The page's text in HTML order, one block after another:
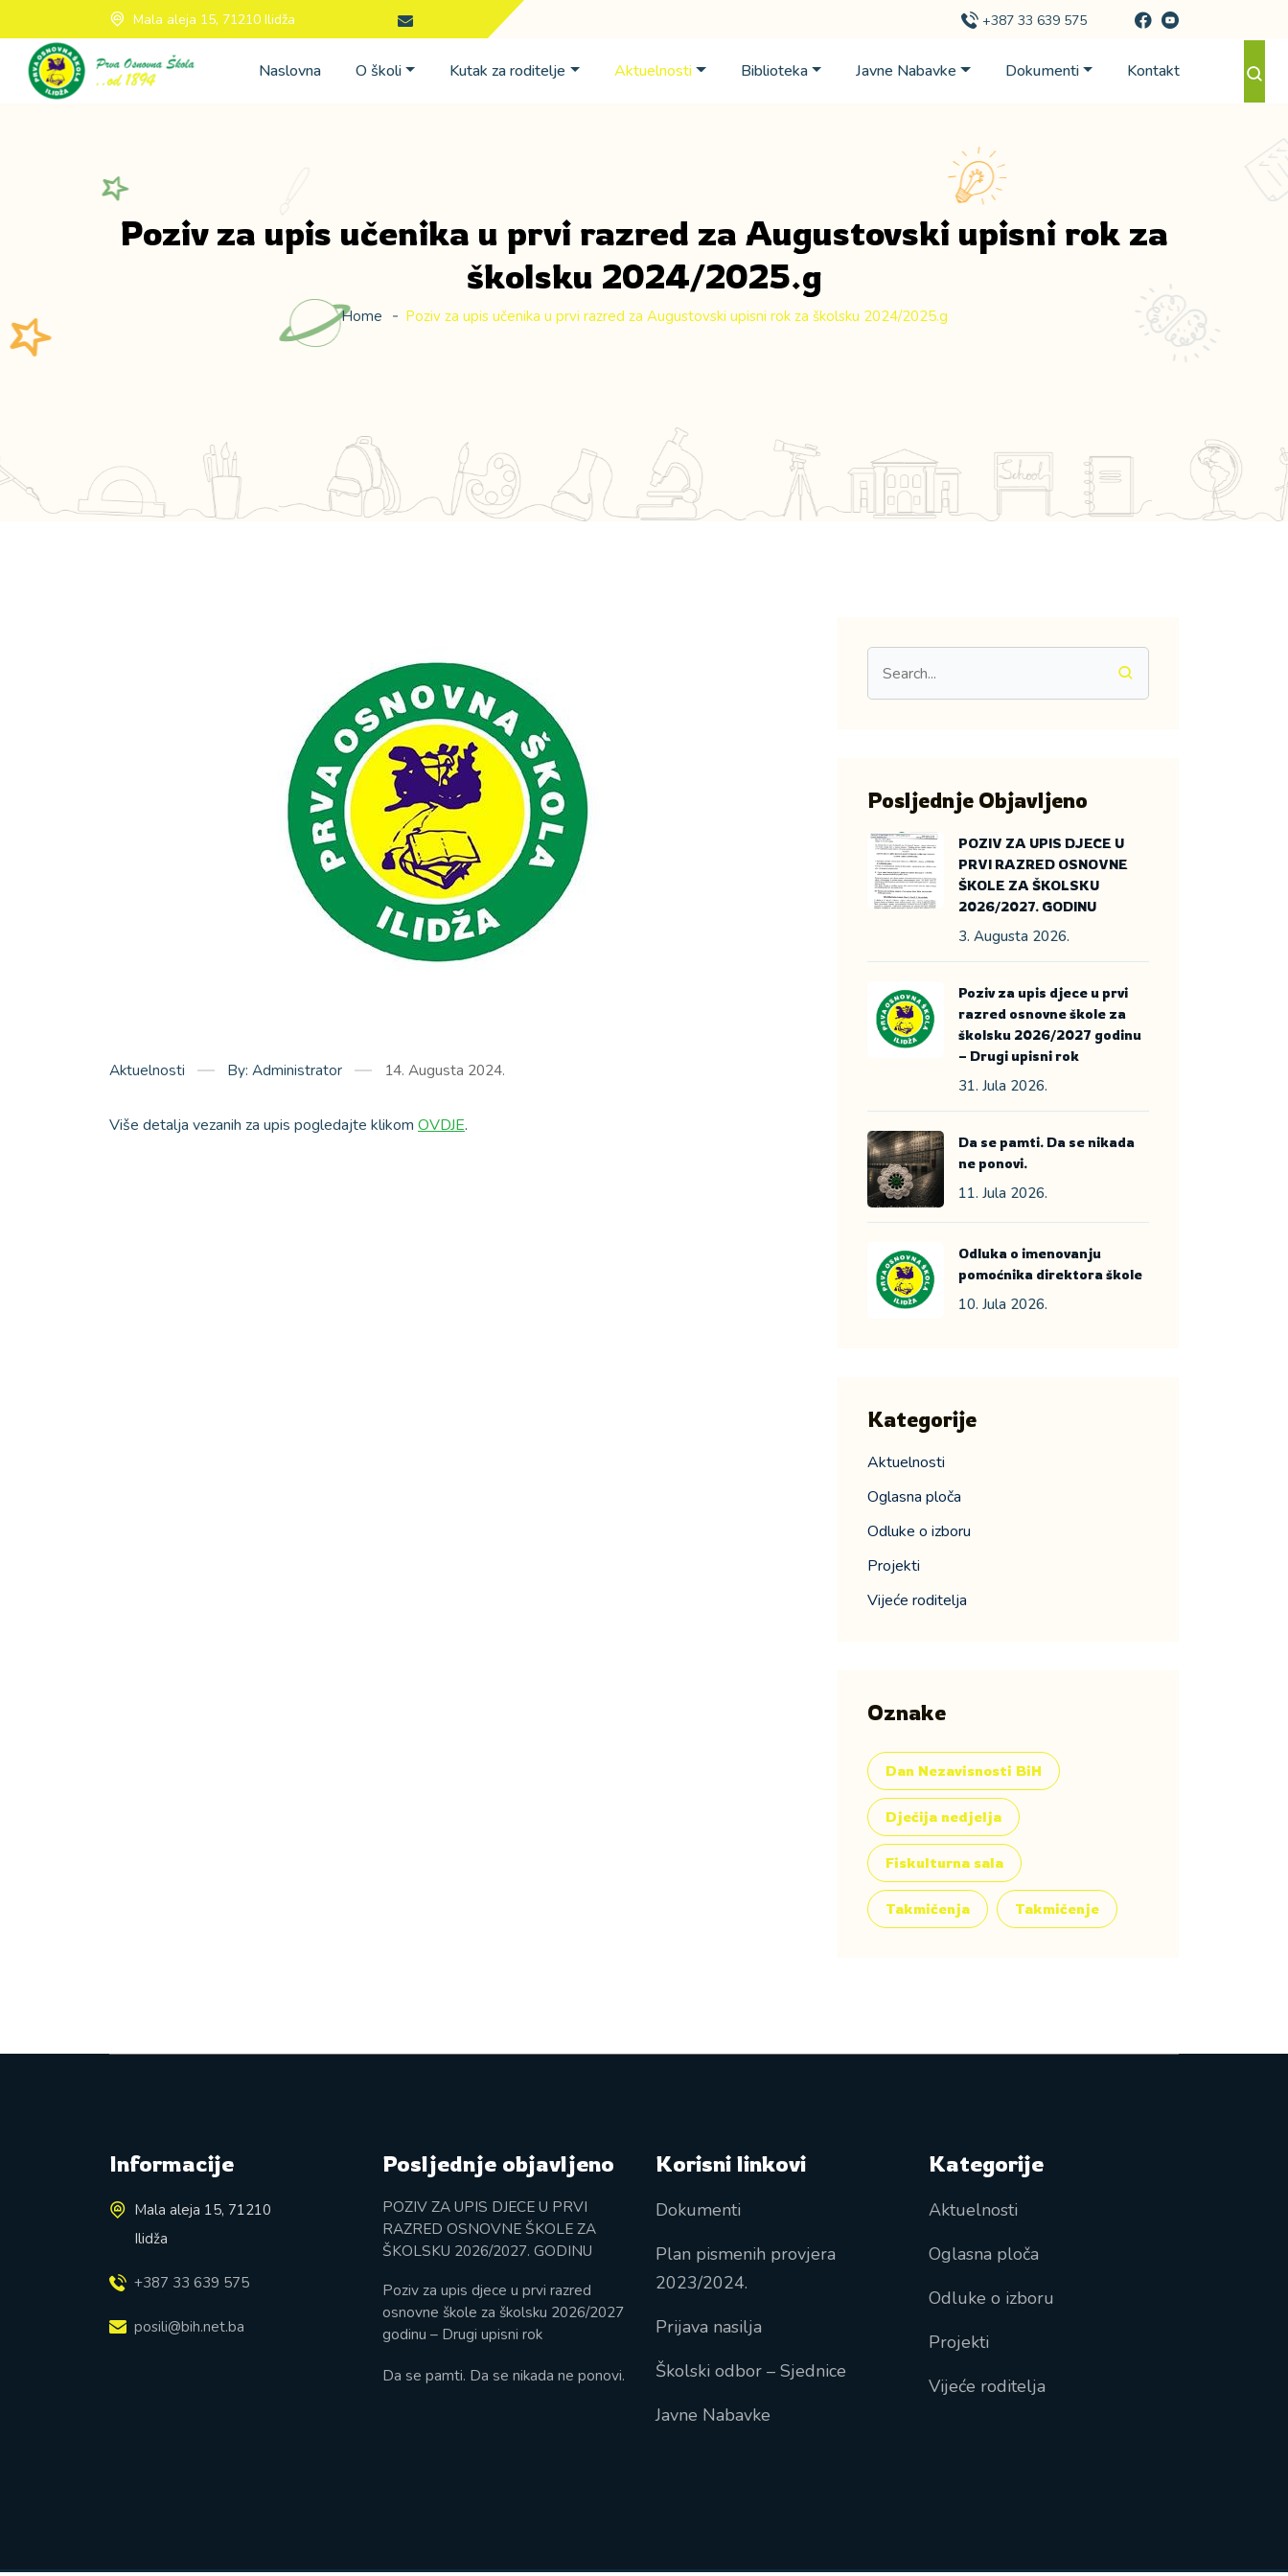
Mala aleja 15, 71210 Ilidža +387 33 639 575
Naslovna O školi Kutak za roditelje Aktuelnosti Biblioteka Javne Nabavke Dokumenti Kontakt
Poziv za upis učenika u prvi razred za Augustovski upisni rok za
školsku 2024/2025.g
Home Poziv za upis učenika u prvi razred za Augustovski upisni rok za školsku 2024/2025.g
Aktuelnosti By: Administrator 14. Augusta 2024.
Više detalja vezanih za upis pogledajte klikom OVDJE.
Posljednje Objavljeno
POZIV ZA UPIS DJECE U
PRVI RAZRED OSNOVNE
ŠKOLE ZA ŠKOLSKU
2026/2027. GODINU
3. Augusta 2026.
Poziv za upis djece u prvi
razred osnovne škole za
školsku 2026/2027 godinu
– Drugi upisni rok
31. Jula 2026.
Da se pamti. Da se nikada
ne ponovi.
11. Jula 2026.
Odluka o imenovanju
pomoćnika direktora škole
10. Jula 2026.
Kategorije
Aktuelnosti
Oglasna ploča
Odluke o izboru
Projekti
Vijeće roditelja
Oznake
Dan Nezavisnosti BiH
Dječija nedjelja
Fiskulturna sala
Takmičenja Takmičenje
Informacije
Mala aleja 15, 71210
Ilidža
+387 33 639 575
posili@bih.net.ba
Posljednje objavljeno
POZIV ZA UPIS DJECE U PRVI
RAZRED OSNOVNE ŠKOLE ZA
ŠKOLSKU 2026/2027. GODINU
Poziv za upis djece u prvi razred
osnovne škole za školsku 2026/2027
godinu – Drugi upisni rok
Da se pamti. Da se nikada ne ponovi.
Korisni linkovi
Dokumenti
Plan pismenih provjera
2023/2024.
Prijava nasilja
Školski odbor – Sjednice
Javne Nabavke
Kategorije
Aktuelnosti
Oglasna ploča
Odluke o izboru
Projekti
Vijeće roditelja